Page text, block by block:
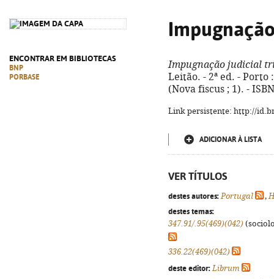
ENCONTRAR EM BIBLIOTECAS
BNP
PORBASE
Impugnação judicial
Leitão. - 2ª ed. - Porto
(Nova fiscus ; 1). -
Link persistente: http://
ADICIONAR À LISTA
VER TÍTULOS
destes autores: Portugal ,
destes temas:
347.91/.95(469)(042)
336.22(469)(042)
deste editor: Librum